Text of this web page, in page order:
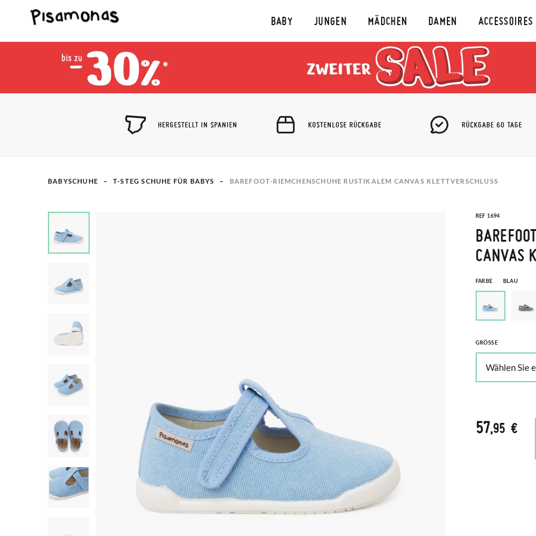
BABY JUNGEN MÄDCHEN DAMEN ACCESSOIRES
HERGESTELLT IN SPANIEN KOSTENLOSE RÜCKGABE RÜCKGABE 60 TAGE
BABYSCHUHE T-STEG SCHUHE FÜR BABYS BAREFOOT-RIEMCHENSCHUHE RUSTIKALEM CANVAS KLETTVERSCHLUSS
REF 1694
CANVAS
FARBE BLAU
GRÖSSE
57,95 €